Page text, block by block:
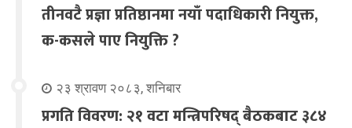
तीनवटै प्रज्ञा प्रतिष्ठानमा नयाँ पदाधिकारी नियुक्त,
क-कसले पाए नियुक्ति ?
२३ श्रावण २०८३, शनिबार
प्रगति विवरण: २१ वटा मन्त्रिपरिषद् बैठकबाट ३८४